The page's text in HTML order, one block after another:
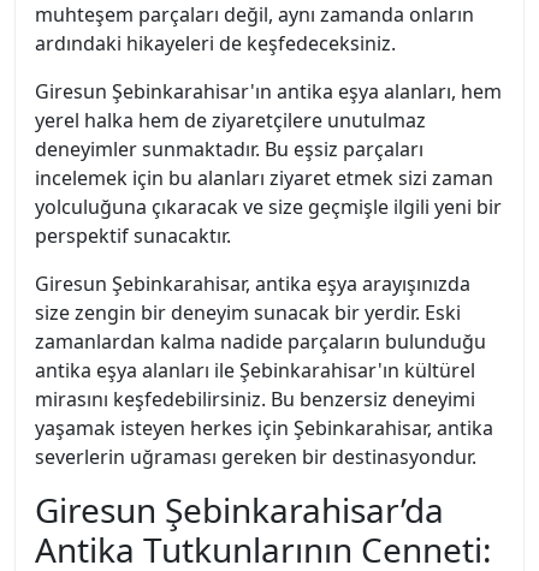
muhteşem parçaları değil, aynı zamanda onların
ardındaki hikayeleri de keşfedeceksiniz.
Giresun Şebinkarahisar'ın antika eşya alanları, hem
yerel halka hem de ziyaretçilere unutulmaz
deneyimler sunmaktadır. Bu eşsiz parçaları
incelemek için bu alanları ziyaret etmek sizi zaman
yolculuğuna çıkaracak ve size geçmişle ilgili yeni bir
perspektif sunacaktır.
Giresun Şebinkarahisar, antika eşya arayışınızda
size zengin bir deneyim sunacak bir yerdir. Eski
zamanlardan kalma nadide parçaların bulunduğu
antika eşya alanları ile Şebinkarahisar'ın kültürel
mirasını keşfedebilirsiniz. Bu benzersiz deneyimi
yaşamak isteyen herkes için Şebinkarahisar, antika
severlerin uğraması gereken bir destinasyondur.
Giresun Şebinkarahisar’da
Antika Tutkunlarının Cenneti: